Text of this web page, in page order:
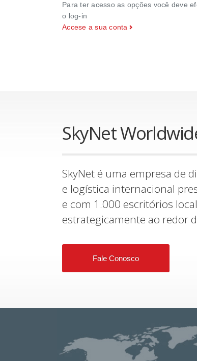
Para ter acesso as opções você deve
o log-in
Accese a sua conta
SkyNet
SkyNet é uma empresa de
e logística internacional
e com 1.000 escritórios
estrategicamente ao redor
Fale Conosco